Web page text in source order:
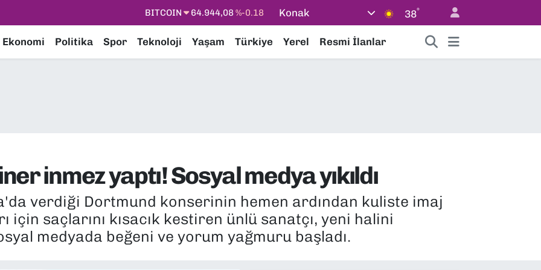
DOLAR 47,7436%0.18
STERLİN
64,4811%0.38
Konak 38°
Ekonomi Politika Spor Teknoloji Yaşam Türkiye Yerel Resmi İlanlar
inmez yaptı! Sosyal medya yıkıldı
verdiği Dortmund konserinin hemen ardından kuliste imaj
için saçlarını kısacık kestiren ünlü sanatçı, yeni halini
medyada beğeni ve yorum yağmuru başladı.